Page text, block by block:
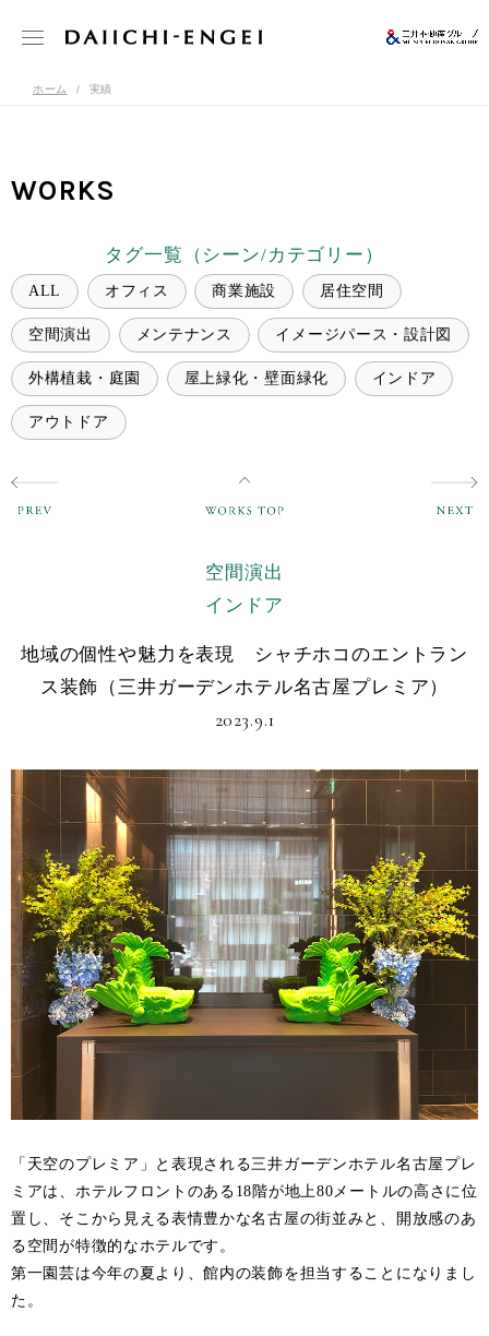
ホーム 実績
WORKS
タグ一覧（シーン/カテゴリー）
ALL オフィス 商業施設 居住空間
空間演出 メンテナンス イメージパース・設計図
外構植栽・庭園 屋上緑化・壁面緑化 インドア
アウトドア
空間演出
インドア
地域の個性や魅力を表現 シャチホコのエントラン
ス装飾（三井ガーデンホテル名古屋プレミア）
2023.9.1
「天空のプレミア」と表現される三井ガーデンホテル名古屋プレ
ミアは、ホテルフロントのある18階が地上80メートルの高さに位
置し、そこから見える表情豊かな名古屋の街並みと、開放感のあ
る空間が特徴的なホテルです。
第一園芸は今年の夏より、館内の装飾を担当することになりまし
た。